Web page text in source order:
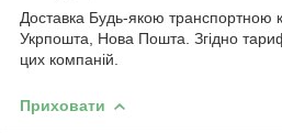
Доставка Будь-якою транспортною
Укрпошта, Нова Пошта. Згідно
цих компаній.
Приховати